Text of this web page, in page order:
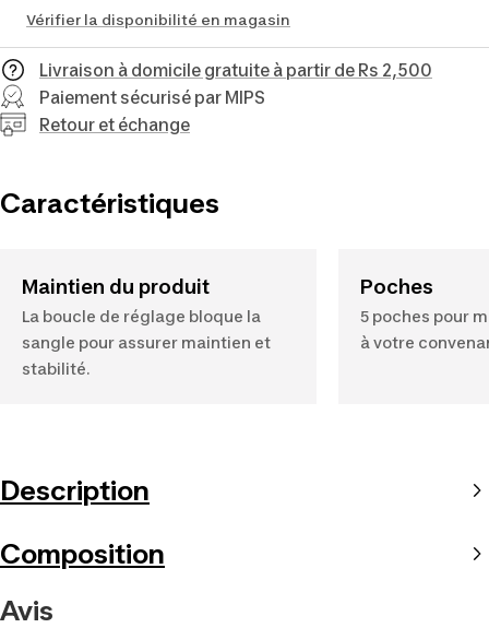
Vérifier la disponibilité en magasin
Livraison à domicile gratuite à partir de Rs 2,500
Paiement sécurisé par MIPS
Retour et échange
Caractéristiques
Maintien du produit
La boucle de réglage bloque la
sangle pour assurer maintien et
stabilité.
Poches
5 poches pour
à votre
Description
Composition
Avis